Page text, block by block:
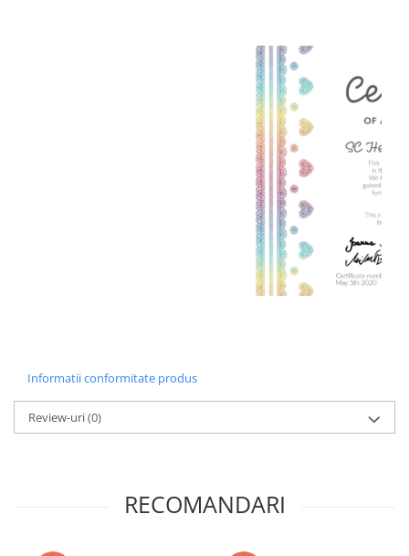
Informatii conformitate produs
Review-uri(0)
RECOMANDARI